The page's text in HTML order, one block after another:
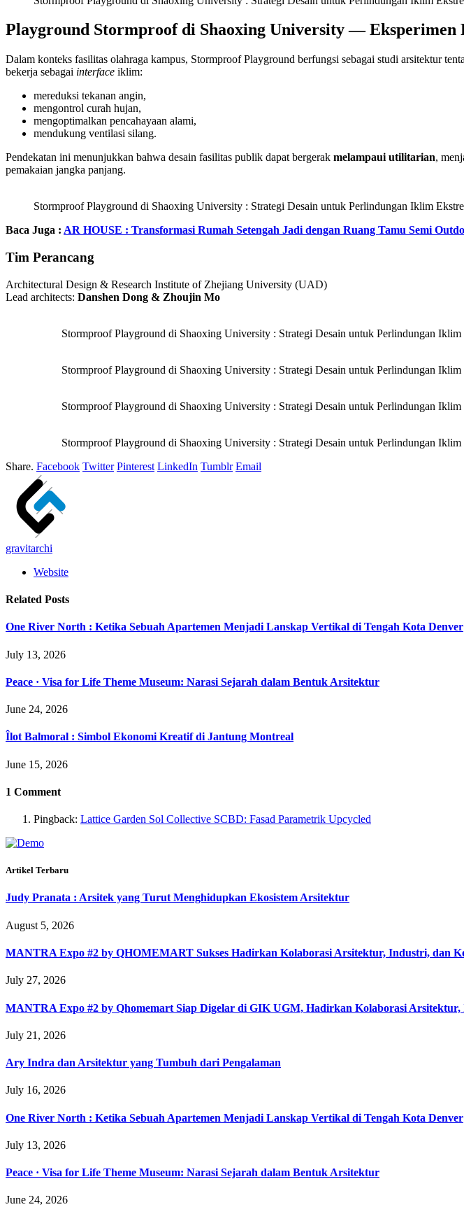
Playground Stormproof di Shaoxing University — Eksperimen
Dalam konteks fasilitas olahraga kampus, Stormproof Playground berfungsi sebagai studi arsitektur
bekerja sebagai interface iklim:
mereduksi tekanan angin,
mengontrol curah hujan,
mengoptimalkan pencahayaan alami,
mendukung ventilasi silang.
Pendekatan ini menunjukkan bahwa desain fasilitas publik dapat bergerak melampaui utilitarian,
pemakaian jangka panjang.
Stormproof Playground di Shaoxing University : Strategi Desain untuk Perlindungan Iklim
Baca Juga : AR HOUSE : Transformasi Rumah Setengah Jadi dengan Ruang Tamu Semi
Tim Perancang
Architectural Design & Research Institute of Zhejiang University (UAD)
Lead architects: Danshen Dong & Zhoujin Mo
Stormproof Playground di Shaoxing University : Strategi Desain untuk Perlindungan
Stormproof Playground di Shaoxing University : Strategi Desain untuk Perlindungan Iklim
Stormproof Playground di Shaoxing University : Strategi Desain untuk Perlindungan
Stormproof Playground di Shaoxing University : Strategi Desain untuk Perlindungan
Share. Facebook Twitter Pinterest LinkedIn Tumblr Email
gravitarchi
Website
Related Posts
One River North : Ketika Sebuah Apartemen Menjadi Lanskap Vertikal di Tengah Kota Denver
July 13, 2026
Peace · Visa for Life Theme Museum: Narasi Sejarah dalam Bentuk Arsitektur
June 24, 2026
Îlot Balmoral : Simbol Ekonomi Kreatif di Jantung Montreal
June 15, 2026
1 Comment
Pingback: Lattice Garden Sol Collective SCBD: Fasad Parametrik Upcycled
Artikel Terbaru
Judy Pranata : Arsitek yang Turut Menghidupkan Ekosistem Arsitektur
August 5, 2026
MANTRA Expo #2 by QHOMEMART Sukses Hadirkan Kolaborasi Arsitektur, Industri, dan
July 27, 2026
MANTRA Expo #2 by Qhomemart Siap Digelar di GIK UGM, Hadirkan Kolaborasi
July 21, 2026
Ary Indra dan Arsitektur yang Tumbuh dari Pengalaman
July 16, 2026
One River North : Ketika Sebuah Apartemen Menjadi Lanskap Vertikal di Tengah Kota Denver
July 13, 2026
Peace · Visa for Life Theme Museum: Narasi Sejarah dalam Bentuk Arsitektur
June 24, 2026